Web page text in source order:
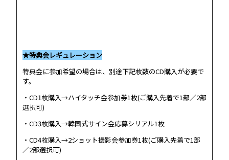
★特典会レギュレーション
特典会に参加希望の場合は、別途下記枚数のCD購入が必要で
す。
・CD1枚購入→ハイタッチ会参加券1枚(ご購入先着で1部／2部
選択可)
・CD3枚購入→韓国式サイン会応募シリアル1枚
・CD4枚購入→2ショット撮影会参加券1枚(ご購入先着で1部
／2部選択可)